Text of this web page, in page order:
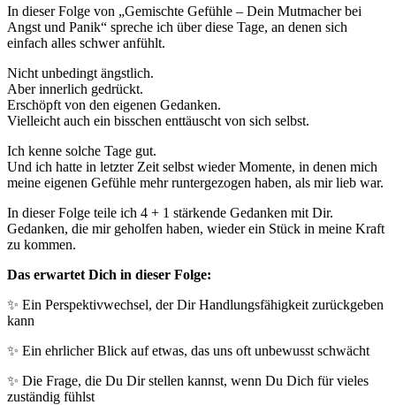
In dieser Folge von „Gemischte Gefühle – Dein Mutmacher bei
Angst und Panik“ spreche ich über diese Tage, an denen sich
einfach alles schwer anfühlt.
Nicht unbedingt ängstlich.
Aber innerlich gedrückt.
Erschöpft von den eigenen Gedanken.
Vielleicht auch ein bisschen enttäuscht von sich selbst.
Ich kenne solche Tage gut.
Und ich hatte in letzter Zeit selbst wieder Momente, in denen mich
meine eigenen Gefühle mehr runtergezogen haben, als mir lieb war.
In dieser Folge teile ich 4 + 1 stärkende Gedanken mit Dir.
Gedanken, die mir geholfen haben, wieder ein Stück in meine Kraft
zu kommen.
Das erwartet Dich in dieser Folge:
✨ Ein Perspektivwechsel, der Dir Handlungsfähigkeit zurückgeben
kann
✨ Ein ehrlicher Blick auf etwas, das uns oft unbewusst schwächt
✨ Die Frage, die Du Dir stellen kannst, wenn Du Dich für vieles
zuständig fühlst